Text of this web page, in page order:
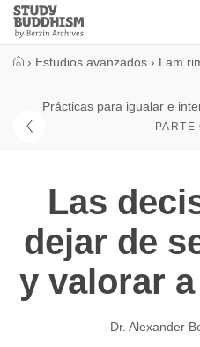
Close
Study
Buddhism
› Estudios avanzados › Lam
Prácticas para igualar e
PARTE
Las
dejar de
y valorar
Dr. Alexander